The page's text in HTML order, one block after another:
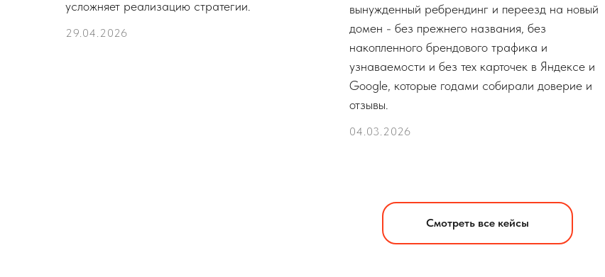
усложняет реализацию стратегии.
29.04.2026
вынужденный ребрендинг и переезд на новый
домен - без прежнего названия, без
накопленного брендового трафика и
узнаваемости и без тех карточек в Яндексе и
Google, которые годами собирали доверие и
отзывы.
04.03.2026
Смотреть все кейсы